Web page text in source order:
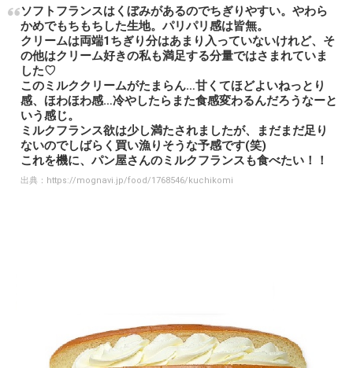
ソフトフランスはくぼみがあるのでちぎりやすい。やわら
かめでもちもちした生地。パリパリ感は皆無。
クリームは両端1ちぎり分はあまり入っていないけれど、そ
の他はクリーム好きの私も満足する分量ではさまれていま
した♡
このミルククリームがたまらん…甘くてほどよいねっとり
感、ほわほわ感…冷やしたらまた食感変わるんだろうなーと
いう感じ。
ミルクフランス欲は少し満たされましたが、まだまだ足り
ないのでしばらく買い漁りそうな予感です(笑)
これを機に、パン屋さんのミルクフランスも食べたい！！
出典： https://mognavi.jp/food/1768546/kuchikomi